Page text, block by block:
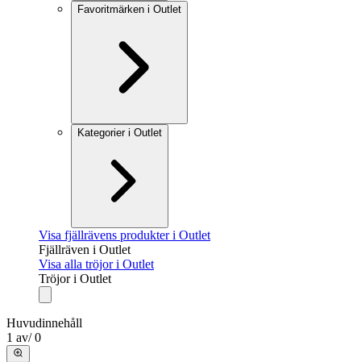
Favoritmärken i Outlet
Kategorier i Outlet
Visa fjällrävens produkter i Outlet
Fjällräven i Outlet
Visa alla tröjor i Outlet
Tröjor i Outlet
Huvudinnehåll
1 av/ 0